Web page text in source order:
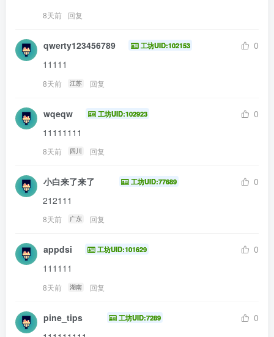
8天前 回复
qwerty123456789 工坊UID:102153
0
11111
8天前 江苏 回复
wqeqw 工坊UID:102923
0
11111111
8天前 四川 回复
小白来了来了 工坊UID:77689
0
212111
8天前 广东 回复
appdsi 工坊UID:101629
0
111111
8天前 湖南 回复
pine_tips 工坊UID:7289
0